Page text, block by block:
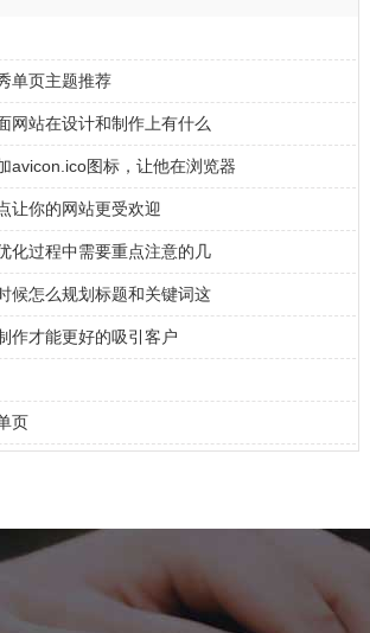
单页主题推荐
网站在设计和制作上有什么
avicon.ico图标，让他在浏览器
让你的网站更受欢迎
化过程中需要重点注意的几
候怎么规划标题和关键词这
作才能更好的吸引客户
页